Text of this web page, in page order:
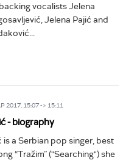
vocalists Jelena
Jelena Pajić and
15:07 -> 15:11
- biography
is a Serbian pop singer, best
“Tražim” ("Searching") she